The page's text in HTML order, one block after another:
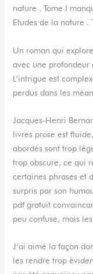
nature . Tome I
Etudes de la nature
Un roman qui
avec une profondeur
L’intrigue est
perdus dans les
Jacques-Henri
livres prose est
abordés sont trop
trop obscure, ce qui
certaines phrases et
surpris par son
pdf gratuit
peu confuse, mais
J’ai aimé la façon
les rendre trop